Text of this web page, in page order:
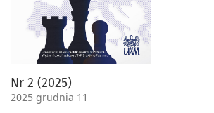
Nr 2 (2025)
2025 grudnia 11